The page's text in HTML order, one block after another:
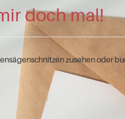
doch mal!
zusehen oder